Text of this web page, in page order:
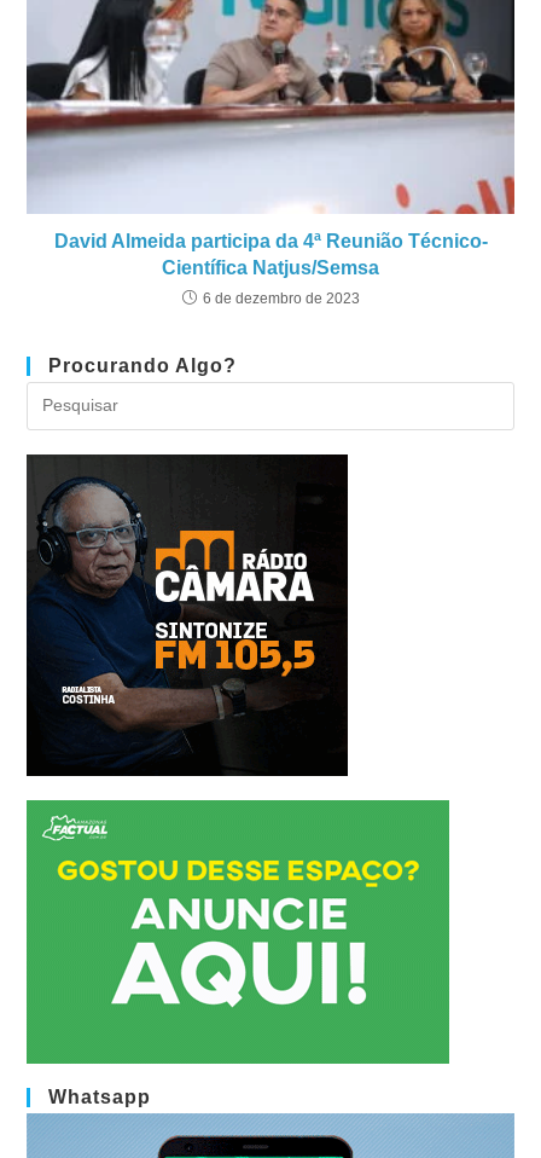
David Almeida participa da 4ª Reunião Técnico-
Científica Natjus/Semsa
6 de dezembro de 2023
Procurando Algo?
Whatsapp